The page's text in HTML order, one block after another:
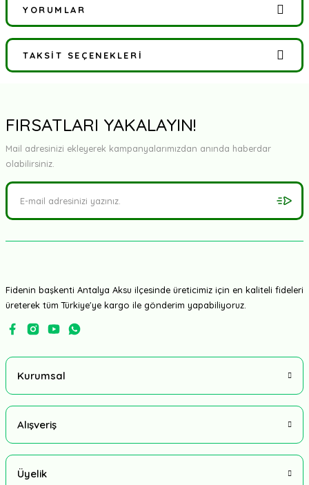
YORUMLAR
Bu ürüne ilk yorumu siz yapın!
TAKSIT SEÇENEKLERI
FIRSATLARI YAKALAYIN!
Mail adresinizi ekleyerek kampanyalarımızdan anında haberdar
olabilirsiniz.
Fidenin başkenti Antalya Aksu ilçesinde üreticimiz için en kaliteli fideleri
üreterek tüm Türkiye'ye kargo ile gönderim yapabiliyoruz.
Kurumsal
Alışveriş
Üyelik